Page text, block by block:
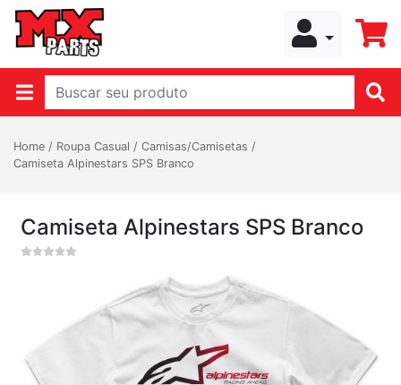
Home / Roupa Casual / Camisas/Camisetas /
Camiseta Alpinestars SPS Branco
Camiseta Alpinestars SPS Branco